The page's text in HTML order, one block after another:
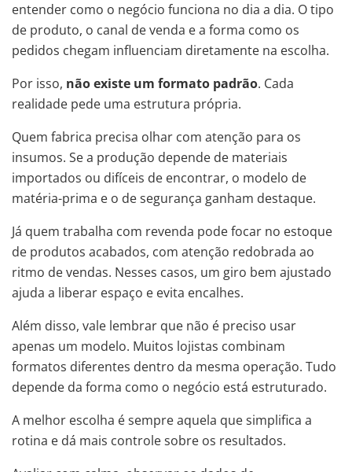
entender como o negócio funciona no dia a dia. O tipo
de produto, o canal de venda e a forma como os
pedidos chegam influenciam diretamente na escolha.
Por isso, não existe um formato padrão. Cada
realidade pede uma estrutura própria.
Quem fabrica precisa olhar com atenção para os
insumos. Se a produção depende de materiais
importados ou difíceis de encontrar, o modelo de
matéria-prima e o de segurança ganham destaque.
Já quem trabalha com revenda pode focar no estoque
de produtos acabados, com atenção redobrada ao
ritmo de vendas. Nesses casos, um giro bem ajustado
ajuda a liberar espaço e evita encalhes.
Além disso, vale lembrar que não é preciso usar
apenas um modelo. Muitos lojistas combinam
formatos diferentes dentro da mesma operação. Tudo
depende da forma como o negócio está estruturado.
A melhor escolha é sempre aquela que simplifica a
rotina e dá mais controle sobre os resultados.